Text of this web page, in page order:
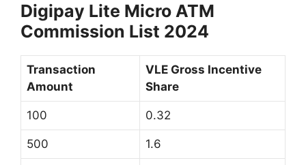
Digipay Lite Micro ATM
Commission List 2024
Transaction
Amount
VLE Gross Incentive
Share
100 0.32
500 1.6